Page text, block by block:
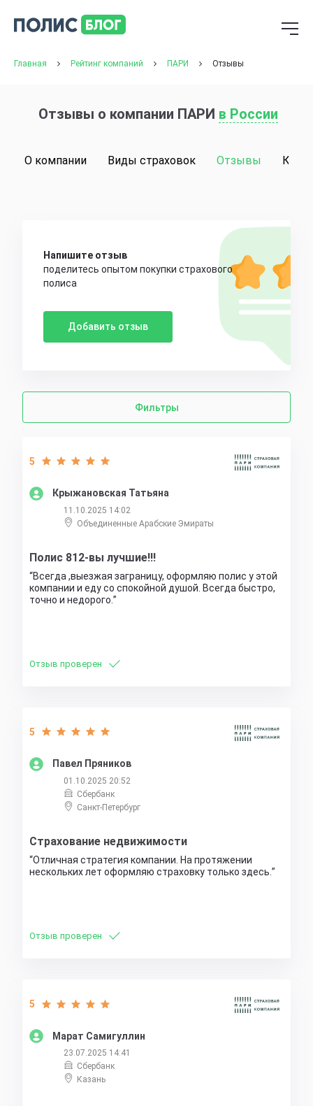
Главная Рейтинг компаний ПАРИ Отзывы
Отзывы о компании ПАРИ в России
О компании Виды страховок Отзывы
Крыжановская Татьяна
5
11.10.2025 14:02
Объединенные Арабские Эмираты
Полис 812-вы лучшие!!!
Всегда ,выезжая заграницу, оформляю полис у этой
компании и еду со спокойной душой. Всегда быстро,
точно и недорого.
Отзыв проверен
Павел Пряников
5
01.10.2025 20:52
Сбербанк
Санкт-Петербург
Страхование недвижимости
Отличная стратегия компании. На протяжении
нескольких лет оформляю страховку только здесь.
Отзыв проверен
Марат Самигуллин
5
23.07.2025 14:41
Сбербанк
Казань
Напишите отзыв
поделитесь опытом покупки страхового
полиса
Добавить отзыв
Фильтры